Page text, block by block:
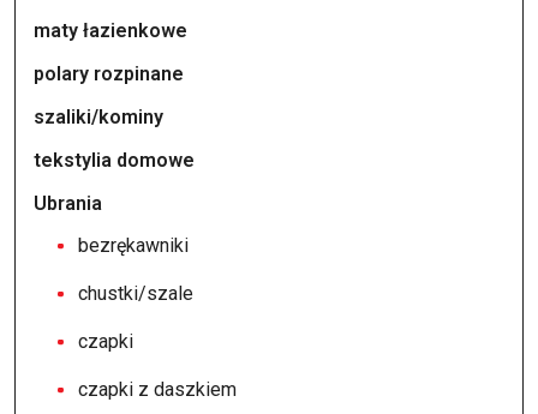
maty łazienkowe
polary rozpinane
szaliki/kominy
tekstylia domowe
Ubrania
bezrękawniki
chustki/szale
czapki
czapki z daszkiem